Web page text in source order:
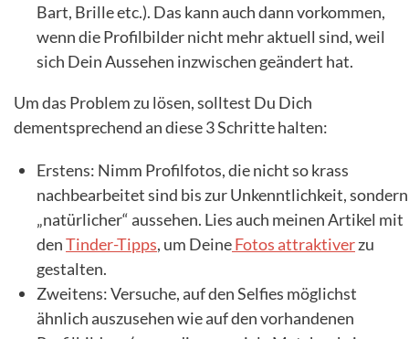
Bart, Brille etc.). Das kann auch dann vorkommen,
wenn die Profilbilder nicht mehr aktuell sind, weil
sich Dein Aussehen inzwischen geändert hat.
Um das Problem zu lösen, solltest Du Dich
dementsprechend an diese 3 Schritte halten:
Erstens: Nimm Profilfotos, die nicht so krass
nachbearbeitet sind bis zur Unkenntlichkeit, sondern
„natürlicher“ aussehen. Lies auch meinen Artikel mit
denTinder-Tipps, um DeineFotos attraktiverzu
gestalten.
Zweitens: Versuche, auf den Selfies möglichst
ähnlich auszusehen wie auf den vorhandenen